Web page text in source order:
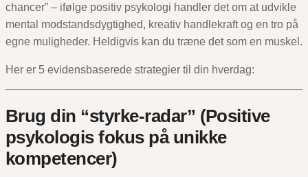
chancer” – ifølge positiv psykologi handler det om at udvikle
mental modstandsdygtighed, kreativ handlekraft og en tro på
egne muligheder. Heldigvis kan du træne det som en muskel.
Her er 5 evidensbaserede strategier til din hverdag:
Brug din “styrke-radar” (Positive
psykologis fokus på unikke
kompetencer)